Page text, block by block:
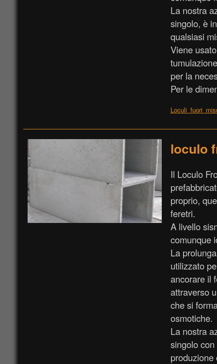
La nostra
singolo, è
qualsiasi
Viene
per la
Per le
loculo
Il Loculo
proprio,
feretri.
A livello
comunque
La
utilizzato
ancorare il
attraverso
che si
osmotiche.
La nostra
singolo